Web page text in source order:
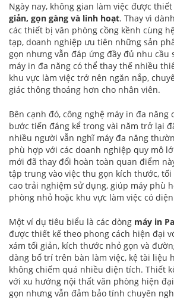
Ngày nay, không gian làm việc được
giản, gọn gàng và linh hoạt. Thay vì
các thiết bị văn phòng cồng kềnh cùng
tạp, doanh nghiệp ưu tiên những sản
gọn nhưng vẫn đáp ứng đầy đủ nhu cầu
máy in đa năng có thể thay thế nhiều
khu vực làm việc trở nên ngăn nắp,
giác thông thoáng hơn cho nhân viên.
Bên cạnh đó, công nghệ máy in đa năng
bước tiến đáng kể trong vài năm trở lại
nhiều người vẫn nghĩ máy đa năng
phù hợp với các doanh nghiệp quy mô
mới đã thay đổi hoàn toàn quan điểm
tập trung vào việc thu gọn kích thước,
cao trải nghiệm sử dụng, giúp máy phù
phòng nhỏ hoặc khu vực làm việc có
Một ví dụ tiêu biểu là các dòng máy in
được thiết kế theo phong cách hiện đại
xám tối giản, kích thước nhỏ gọn và
dàng bố trí trên bàn làm việc, kệ tài liệu
không chiếm quá nhiều diện tích. Thiết
với xu hướng nội thất văn phòng hiện
gọn nhưng vẫn đảm bảo tính chuyên